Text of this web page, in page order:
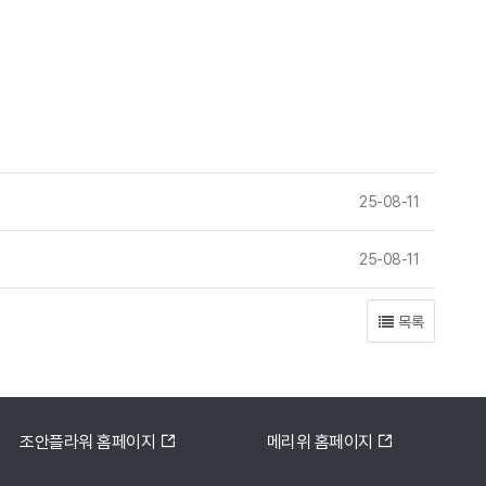
25-08-11
25-08-11
목록
조안플라워 홈페이지 메리위 홈페이지